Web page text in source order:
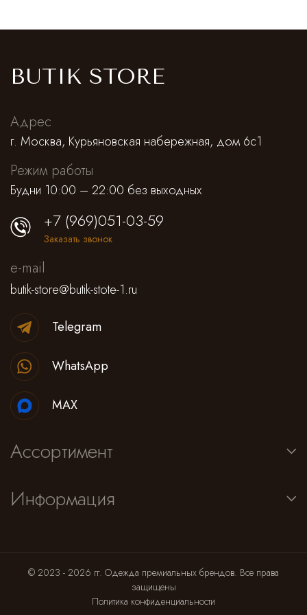
BUTIK STORE
Адрес
г. Москва, Курьяновская набережная, дом 6с1
Режим работы
Будни 10:00 – 22:00 без выходных
Ассортимент
Информация
+7 (969)051-03-59
Заказать звонок
e-mail
butik-store@butik-stote-1.ru
Telegram
WhatsApp
MAX
© 2023 - 2026 гг. Одежда премиальных брендов. Все права
защищены
Политика конфиденциальности